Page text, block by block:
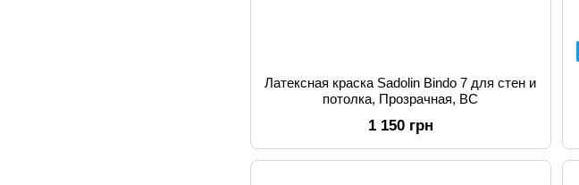
Латексная краска Sadolin Bindo 7 для стен и
потолка, Прозрачная, BС
1 150 грн